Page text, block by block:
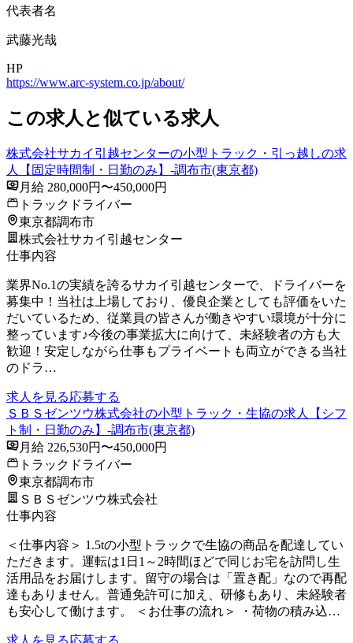
代表者名
武藤光哉
HP
https://www.arc-system.co.jp/about/
この求人と似ている求人
株式会社サカイ引越センターの小型トラック・引っ越しの求
人【固定時間制・日勤のみ】-調布市(東京都)
月給 280,000円〜450,000円
トラックドライバー
東京都調布市
株式会社サカイ引越センター
仕事内容
業界No.1の実績を誇るサカイ引越センターで、ドライバーを
募集中！当社は上場しており、優良企業としても評価をいた
だいているため、従業員の皆さんが働きやすい環境が十分に
整っています♪今後の事業拡大に向けて、未経験者の方も大
歓迎！安定しながら仕事もプライベートも両立ができる当社
のドラ…
求人を見る応募する
ＳＢＳゼンツウ株式会社の小型トラック・生協の求人【シフ
ト制・日勤のみ】-調布市(東京都)
月給 226,530円〜450,000円
トラックドライバー
東京都調布市
ＳＢＳゼンツウ株式会社
仕事内容
＜仕事内容＞ 1.5tの小型トラックで生協の商品を配達してい
ただきます。運転は1日1～2時間ほどで同じお宅を訪問し生
活用品をお届けします。留守の場合は「置き配」なので再配
達もありません。普通免許可に加え、研修もあり、未経験者
も安心して働けます。 ＜お仕事の流れ＞ ・荷物の積み込…